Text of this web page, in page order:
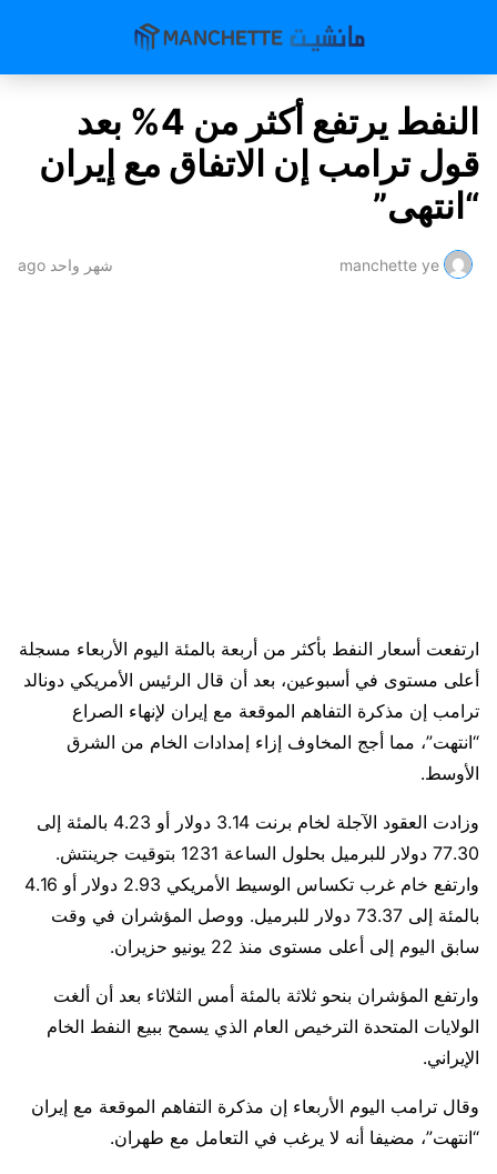
النفط يرتفع أكثر من 4% بعد
قول ترامب إن الاتفاق مع إيران
“انتهى”
manchette ye شهر واحد ago
ارتفعت أسعار النفط بأكثر من أربعة بالمئة اليوم الأربعاء مسجلة
أعلى مستوى في أسبوعين، بعد أن قال الرئيس الأمريكي دونالد
ترامب إن مذكرة التفاهم الموقعة مع ​إيران لإنهاء الصراع
“انتهت”، مما أجج المخاوف إزاء إمدادات الخام من الشرق
الأوسط.
وزادت العقود الآجلة ‌لخام برنت 3.14 دولار أو 4.23 بالمئة إلى
77.30 دولار للبرميل بحلول الساعة 1231 بتوقيت جرينتش.
وارتفع خام غرب تكساس الوسيط الأمريكي 2.93 دولار أو 4.16
بالمئة إلى 73.37 دولار للبرميل. ووصل المؤشران في وقت
سابق اليوم إلى أعلى مستوى منذ 22 يونيو حزيران.
وارتفع المؤشران بنحو ثلاثة ​بالمئة أمس الثلاثاء بعد أن ألغت
الولايات المتحدة الترخيص العام الذي يسمح ببيع النفط ​الخام
الإيراني.
وقال ترامب اليوم الأربعاء إن مذكرة التفاهم الموقعة مع إيران
“انتهت”، مضيفا أنه ⁠لا يرغب في التعامل مع طهران.